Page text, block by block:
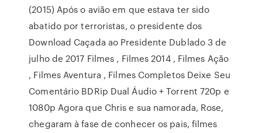
(2015) Após o avião em que estava ter sido
abatido por terroristas, o presidente dos
Download Caçada ao Presidente Dublado 3 de
julho de 2017 Filmes , Filmes 2014 , Filmes Ação
, Filmes Aventura , Filmes Completos Deixe Seu
Comentário BDRip Dual Áudio + Torrent 720p e
1080p Agora que Chris e sua namorada, Rose,
chegaram à fase de conhecer os pais, filmes